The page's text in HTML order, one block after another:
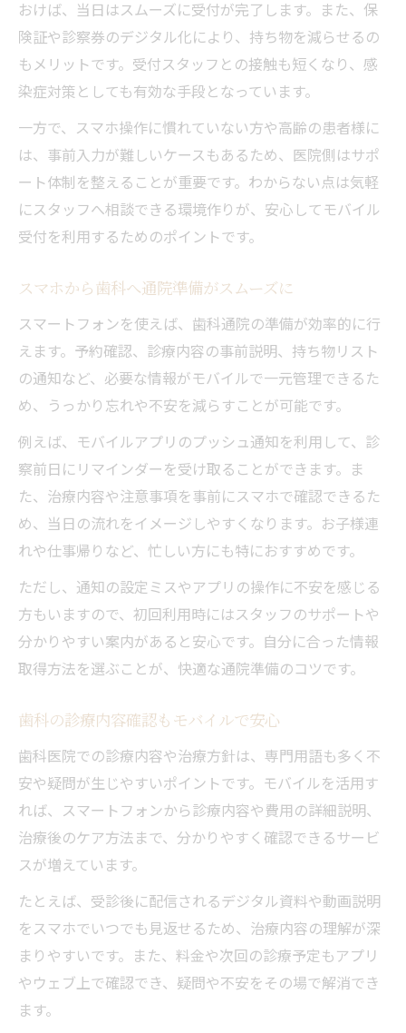
おけば、当日はスムーズに受付が完了します。また、保
険証や診察券のデジタル化により、持ち物を減らせるの
もメリットです。受付スタッフとの接触も短くなり、感
染症対策としても有効な手段となっています。
一方で、スマホ操作に慣れていない方や高齢の患者様に
は、事前入力が難しいケースもあるため、医院側はサポ
ート体制を整えることが重要です。わからない点は気軽
にスタッフへ相談できる環境作りが、安心してモバイル
受付を利用するためのポイントです。
スマホから歯科へ通院準備がスムーズに
スマートフォンを使えば、歯科通院の準備が効率的に行
えます。予約確認、診療内容の事前説明、持ち物リスト
の通知など、必要な情報がモバイルで一元管理できるた
め、うっかり忘れや不安を減らすことが可能です。
例えば、モバイルアプリのプッシュ通知を利用して、診
察前日にリマインダーを受け取ることができます。ま
た、治療内容や注意事項を事前にスマホで確認できるた
め、当日の流れをイメージしやすくなります。お子様連
れや仕事帰りなど、忙しい方にも特におすすめです。
ただし、通知の設定ミスやアプリの操作に不安を感じる
方もいますので、初回利用時にはスタッフのサポートや
分かりやすい案内があると安心です。自分に合った情報
取得方法を選ぶことが、快適な通院準備のコツです。
歯科の診療内容確認もモバイルで安心
歯科医院での診療内容や治療方針は、専門用語も多く不
安や疑問が生じやすいポイントです。モバイルを活用す
れば、スマートフォンから診療内容や費用の詳細説明、
治療後のケア方法まで、分かりやすく確認できるサービ
スが増えています。
たとえば、受診後に配信されるデジタル資料や動画説明
をスマホでいつでも見返せるため、治療内容の理解が深
まりやすいです。また、料金や次回の診療予定もアプリ
やウェブ上で確認でき、疑問や不安をその場で解消でき
ます。